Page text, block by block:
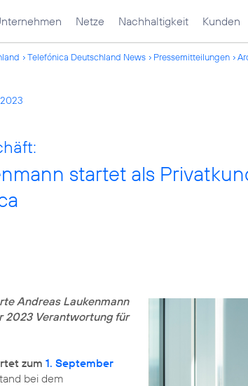
Netze Nachhaltigkeit Kunden
Telefónica Deutschland News Pressemitteilungen
startet als
Andreas Laukenmann
2023 Verantwortung für
zum 1. September
bei dem